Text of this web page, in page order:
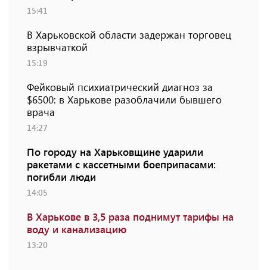
15:41
В Харьковской области задержан торговец
взрывчаткой
15:19
Фейковый психиатрический диагноз за
$6500: в Харькове разоблачили бывшего
врача
14:27
По городу на Харьковщине ударили
ракетами с кассетными боеприпасами:
погибли люди
14:05
В Харькове в 3,5 раза поднимут тарифы на
воду и канализацию
13:20